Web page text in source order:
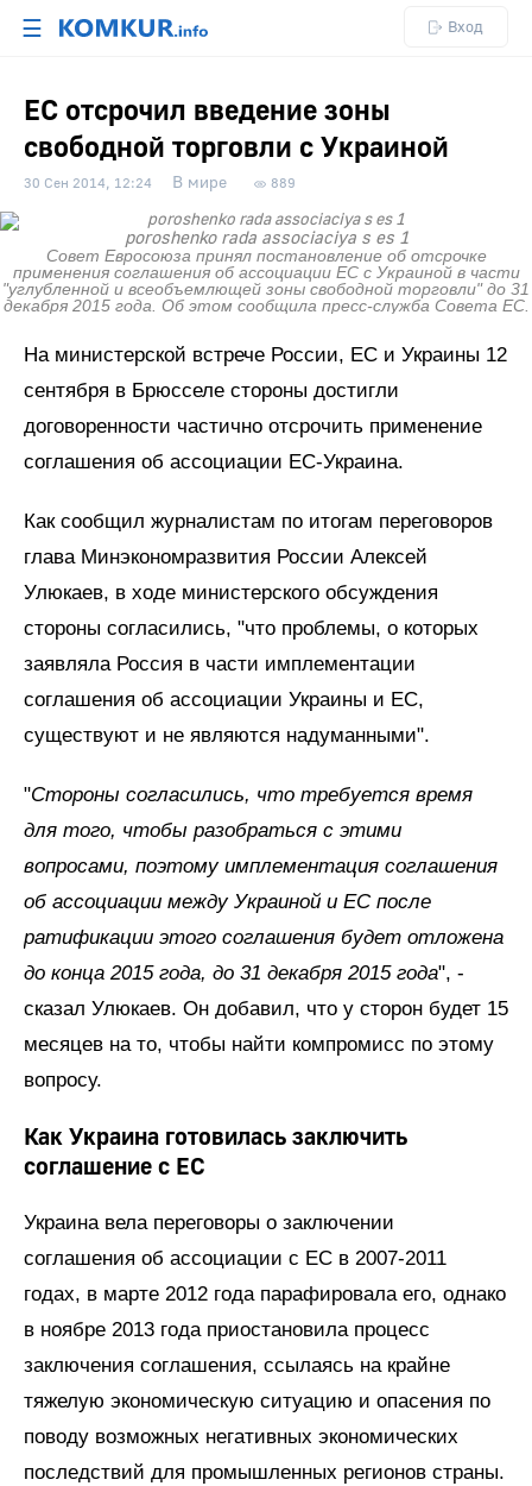
☰ Вход
ЕС отсрочил введение зоны
свободной торговли с Украиной
30 Сен 2014, 12:24 В мире 889
poroshenko rada associaciya s es 1
Совет Евросоюза принял постановление об отсрочке
применения соглашения об ассоциации ЕС с Украиной в части
"углубленной и всеобъемлющей зоны свободной торговли" до 31
декабря 2015 года. Об этом сообщила пресс-служба Совета ЕС.
На министерской встрече России, ЕС и Украины 12
сентября в Брюсселе стороны достигли
договоренности частично отсрочить применение
соглашения об ассоциации ЕС-Украина.
Как сообщил журналистам по итогам переговоров
глава Минэкономразвития России Алексей
Улюкаев, в ходе министерского обсуждения
стороны согласились, "что проблемы, о которых
заявляла Россия в части имплементации
соглашения об ассоциации Украины и ЕС,
существуют и не являются надуманными".
"Стороны согласились, что требуется время
для того, чтобы разобраться с этими
вопросами, поэтому имплементация соглашения
об ассоциации между Украиной и ЕС после
ратификации этого соглашения будет отложена
до конца 2015 года, до 31 декабря 2015 года", -
сказал Улюкаев. Он добавил, что у сторон будет 15
месяцев на то, чтобы найти компромисс по этому
вопросу.
Как Украина готовилась заключить
соглашение с ЕС
Украина вела переговоры о заключении
соглашения об ассоциации с ЕС в 2007-2011
годах, в марте 2012 года парафировала его, однако
в ноябре 2013 года приостановила процесс
заключения соглашения, ссылаясь на крайне
тяжелую экономическую ситуацию и опасения по
поводу возможных негативных экономических
последствий для промышленных регионов страны.